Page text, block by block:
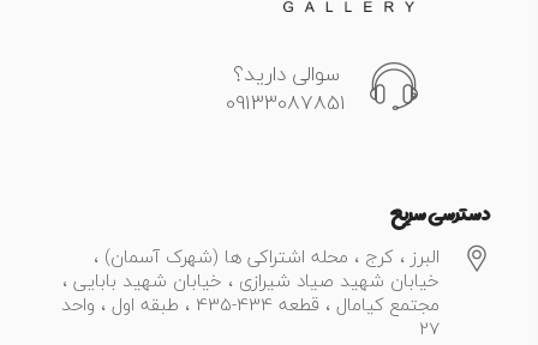
سوالی دارید؟
09133087851
دسترسی سریع
البرز ، کرج ، محله اشتراکی ها (شهرک آسمان) ،
خیابان شهید صیاد شیرازی ، خیابان شهید بابایی ،
مجتمع کیامال ، قطعه 434-435 ، طبقه اول ، واحد
27